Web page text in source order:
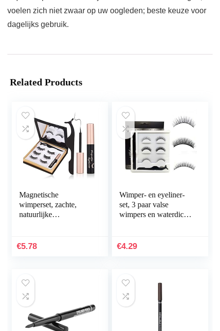
voelen zich niet zwaar op uw oogleden; beste keuze voor
dagelijks gebruik.
Related Products
Magnetische
wimperset, zachte,
natuurlijke
eyelinerset,
€5.78
Wimper- en eyeliner-
set, 3 paar valse
wimpers en waterdichte
natuurlijke valse…
€4.29